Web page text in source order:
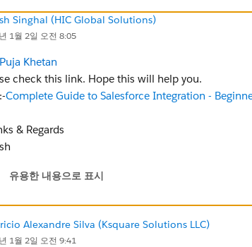
Singhal (HIC Global Solutions)
1월 2일 오전 8:05
Khetan
check this link. Hope this will help you.
Complete Guide to Salesforce Integration -
& Regards
유용한 내용으로 표시
Alexandre Silva (Ksquare Solutions LLC)
1월 2일 오전 9:41